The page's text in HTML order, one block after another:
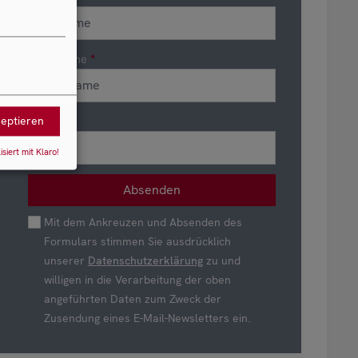
Nachname
E-Mail
Mit dem Ankreuzen und Absenden des
Formulars stimmen Sie ausdrücklich
unserer Datenschutzerklärungzu und
willigen in die Verarbeitung der oben
angeführten Daten zum Zweck der
Zusendung eines E-Mail-Newsletters ein.
mit Klaro!